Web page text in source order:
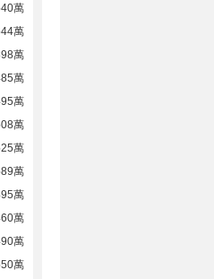
萬
萬
萬
萬
萬
萬
萬
萬
萬
萬
萬
萬